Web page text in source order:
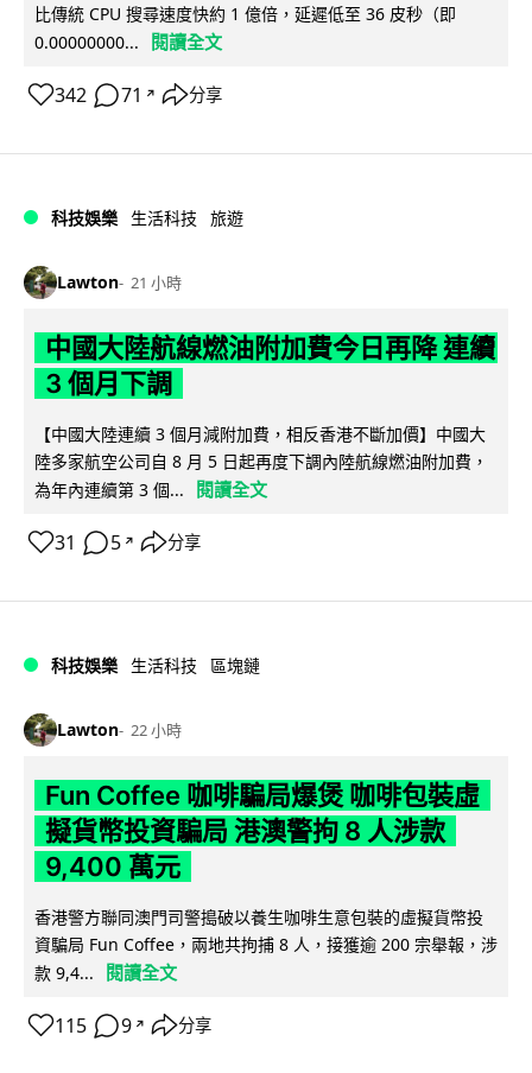
比傳統 CPU 搜尋速度快約 1 億倍，延遲低至 36 皮秒（即
0.00000000...
閱讀全文
342 71 ↗ 分享
科技娛樂 生活科技 旅遊
Lawton 21 小時
中國大陸航線燃油附加費今日再降 連續
3 個月下調
【中國大陸連續 3 個月減附加費，相反香港不斷加價】中國大
陸多家航空公司自 8 月 5 日起再度下調內陸航線燃油附加費，
為年內連續第 3 個...
閱讀全文
31 5 ↗ 分享
科技娛樂 生活科技 區塊鏈
Lawton 22 小時
Fun Coffee 咖啡騙局爆煲 咖啡包裝虛
擬貨幣投資騙局 港澳警拘 8 人涉款
9,400 萬元
香港警方聯同澳門司警搗破以養生咖啡生意包裝的虛擬貨幣投
資騙局 Fun Coffee，兩地共拘捕 8 人，接獲逾 200 宗舉報，涉
款 9,4...
閱讀全文
115 9 ↗ 分享